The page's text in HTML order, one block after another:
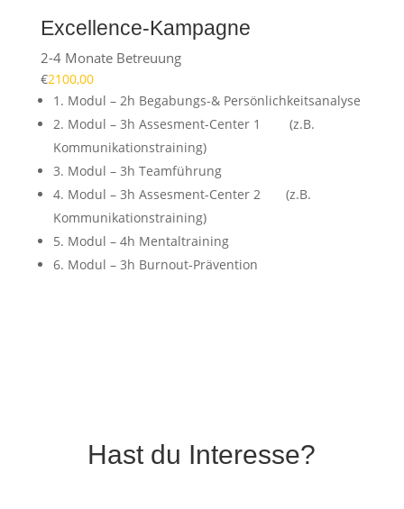
Excellence-Kampagne
2-4 Monate Betreuung
€2100,00
1. Modul – 2h Begabungs-& Persönlichkeitsanalyse
2. Modul – 3h Assesment-Center 1 (z.B.
Kommunikationstraining)
3. Modul – 3h Teamführung
4. Modul – 3h Assesment-Center 2 (z.B.
Kommunikationstraining)
5. Modul – 4h Mentaltraining
6. Modul – 3h Burnout-Prävention
Hast du Interesse?